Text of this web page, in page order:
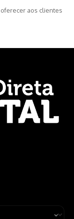
aos clientes